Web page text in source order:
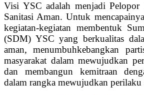
Visi YSC adalah menjadi Pelopor
Sanitasi Aman. Untuk
kegiatan-kegiatan membentuk
(SDM) YSC yang berkualitas
aman, menumbuhkebangkan
masyarakat dalam mewujudkan
dan membangun kemitraan
dalam rangka mewujudkan perilaku